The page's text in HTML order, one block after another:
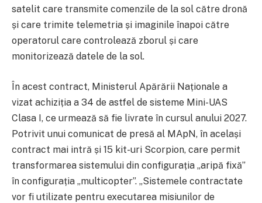
satelit care transmite comenzile de la sol către dronă
și care trimite telemetria și imaginile înapoi către
operatorul care controlează zborul și care
monitorizează datele de la sol.
În acest contract, Ministerul Apărării Naționale a
vizat achiziția a 34 de astfel de sisteme Mini-UAS
Clasa I, ce urmează să fie livrate în cursul anului 2027.
Potrivit unui comunicat de presă al MApN, în același
contract mai intră și 15 kit-uri Scorpion, care permit
transformarea sistemului din configurația „aripă fixă”
în configurația „multicopter”. „Sistemele contractate
vor fi utilizate pentru executarea misiunilor de